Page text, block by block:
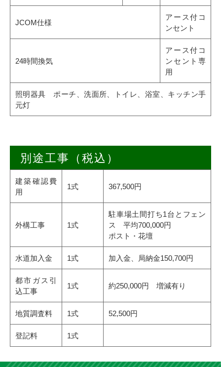
JCOM仕様
アース付コ
ンセント
24時間換気
アース付コ
ンセント専
用
照明器具 ポーチ、洗面所、トイレ、浴室、キッチン手
元灯
別途工事（税込）
建築確認費
用
1式 367,500円
外構工事 1式
駐車場土間打ち1台とフェン
ス 平均700,000円
ポスト・花壇
水道加入金 1式 加入金、局納金150,700円
都市ガス引
込工事
1式 約250,000円 増減有り
地質調査料 1式 52,500円
登記料 1式